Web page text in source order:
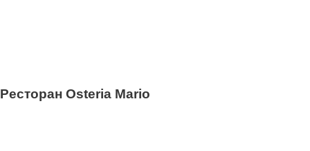
Ресторан Osteria Mario